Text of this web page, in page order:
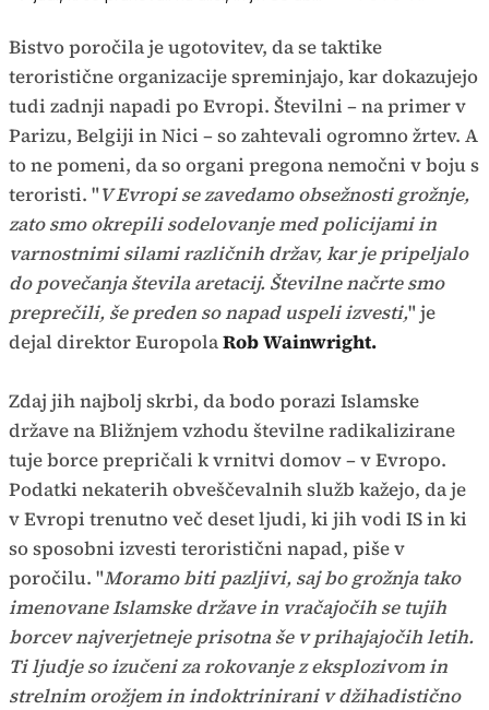
Bistvo poročila je ugotovitev, da se taktike
teroristične organizacije spreminjajo, kar dokazujejo
tudi zadnji napadi po Evropi. Številni – na primer v
Parizu, Belgiji in Nici – so zahtevali ogromno žrtev. A
to ne pomeni, da so organi pregona nemočni v boju s
teroristi. "V Evropi se zavedamo obsežnosti grožnje,
zato smo okrepili sodelovanje med policijami in
varnostnimi silami različnih držav, kar je pripeljalo
do povečanja števila aretacij. Številne načrte smo
preprečili, še preden so napad uspeli izvesti," je
dejal direktor EuropolaRob Wainwright.
Zdaj jih najbolj skrbi, da bodo porazi Islamske
države na Bližnjem vzhodu številne radikalizirane
tuje borce prepričali k vrnitvi domov – v Evropo.
Podatki nekaterih obveščevalnih služb kažejo, da je
v Evropi trenutno več deset ljudi, ki jih vodi IS in ki
so sposobni izvesti teroristični napad, piše v
poročilu. "Moramo biti pazljivi, saj bo grožnja tako
imenovane Islamske države in vračajočih se tujih
borcev najverjetneje prisotna še v prihajajočih letih.
Ti ljudje so izučeni za rokovanje z eksplozivom in
strelnim orožjem in indoktrinirani v džihadistično